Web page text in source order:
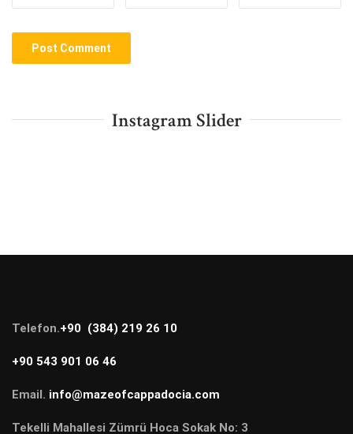
Instagram Slider
Telefon.+90 (384) 219 26 10
+90 543 901 06 46
Email. info@mazeofcappadocia.com
Tekelli Mahallesi Zümrü Hoca Sokak No: 3